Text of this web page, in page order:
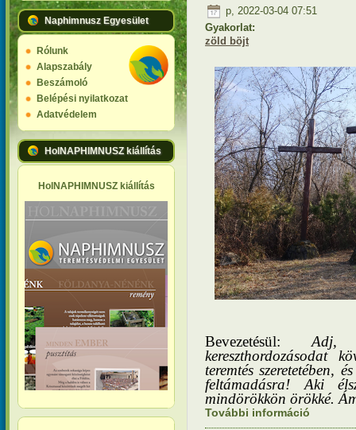
Naphimnusz Egyesület
Rólunk
Alapszabály
Beszámoló
Belépési nyilatkozat
Adatvédelem
HolNAPHIMNUSZ kiállítás
HolNAPHIMNUSZ kiállítás
p, 2022-03-04 07:51
Gyakorlat:
zöld böjt
Bevezetésül: Adj,
kereszthordozásodat
teremtés szeretetében,
feltámadásra! Aki
mindörökkön örökké.
További információ